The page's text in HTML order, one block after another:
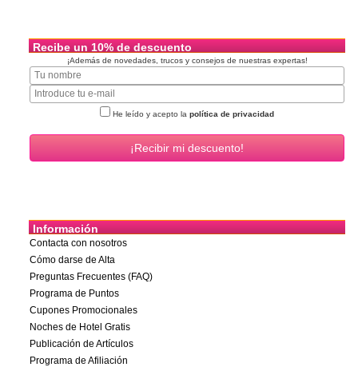
Recibe un 10% de descuento
¡Además de novedades, trucos y consejos de nuestras expertas!
He leído y acepto la política de privacidad
Información
Contacta con nosotros
Cómo darse de Alta
Preguntas Frecuentes (FAQ)
Programa de Puntos
Cupones Promocionales
Noches de Hotel Gratis
Publicación de Artículos
Programa de Afiliación